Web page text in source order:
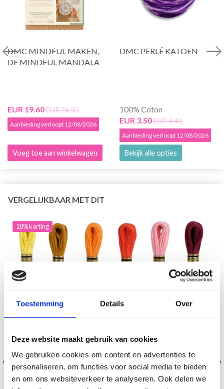
Toestemming Details Over
Deze website maakt gebruik van cookies
We gebruiken cookies om content en advertenties te
personaliseren, om functies voor social media te bieden
en om ons websiteverkeer te analyseren. Ook delen we
DMC MINDFUL MAKEN,
DE MINDFUL MANDALA
EUR 19.60EUR 24.50
Aanbieding verloopt 12/08/2026
Voeg toe aan winkelwagen
DMC PERLÉ KATOEN
100% Coton
EUR 3.50EUR 4.40
Aanbieding verloopt 12/08/2026
Bekijk alle opties
VERGELIJKBAAR MET DIT
18% korting